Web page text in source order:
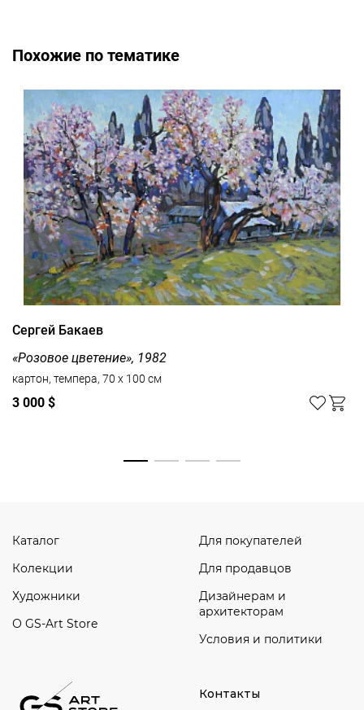
Похожие по тематике
Сергей Бакаев
«Розовое цветение», 1982
картон, темпера, 70 x 100 см
3 000 $
Контакты
Каталог
Колекции
Художники
О GS-Art Store
Для покупателей
Для продавцов
Дизайнерам и
архитекторам
Условия и политики